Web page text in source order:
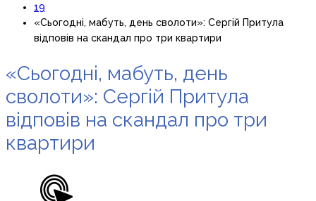
19
«Сьогодні, мабуть, день сволоти»: Сергій Притула
відповів на скандал про три квартири
«Сьогодні, мабуть, день
сволоти»: Сергій Притула
відповів на скандал про три
квартири